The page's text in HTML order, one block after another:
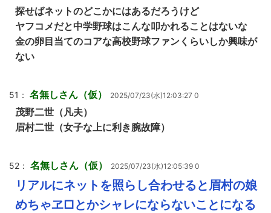
探せばネットのどこかにはあるだろうけど
ヤフコメだと中学野球はこんな叩かれることはないな
金の卵目当てのコアな高校野球ファンくらいしか興味が
ない
51： 名無しさん（仮） 2025/07/23(水)12:03:27 0
茂野二世（凡夫）
眉村二世（女子な上に利き腕故障）
52： 名無しさん（仮） 2025/07/23(水)12:05:39 0
リアルにネットを照らし合わせると眉村の娘
めちゃヱ□とかシャレにならないことになる